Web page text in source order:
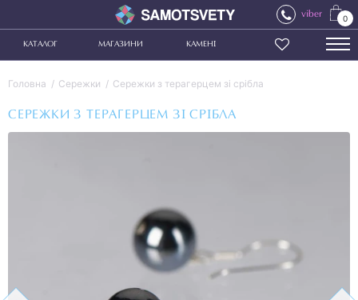
viber 0
КАТАЛОГ МАГАЗИНИ КАМЕНІ
Головна Сережки Сережки з терагерцем зі срібла
СЕРЕЖКИ З ТЕРАГЕРЦЕМ ЗІ СРІБЛА